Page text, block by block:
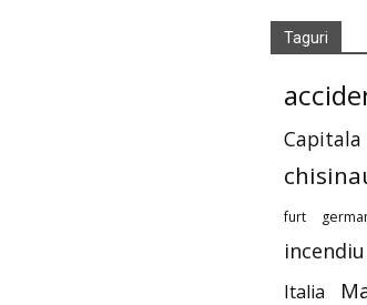
Taguri
Capitala
furt
incendiu
Italia